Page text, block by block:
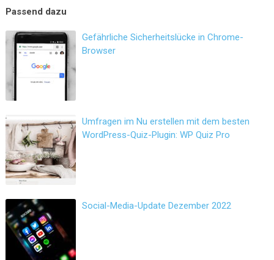
Gefährliche Sicherheitslücke in Chrome-
Browser
Umfragen im Nu erstellen mit dem besten
WordPress-Quiz-Plugin: WP Quiz Pro
Social-Media-Update Dezember 2022